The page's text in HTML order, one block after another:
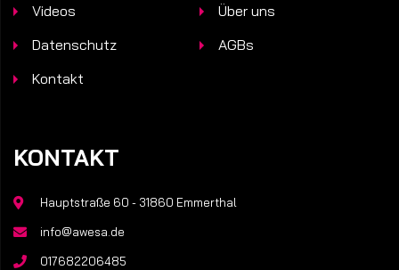
Videos
Über uns
Datenschutz
AGBs
Kontakt
KONTAKT
Hauptstraße 60 - 31860 Emmerthal
info@awesa.de
017682206485